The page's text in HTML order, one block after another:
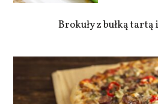
Brokuły z bułką tartą